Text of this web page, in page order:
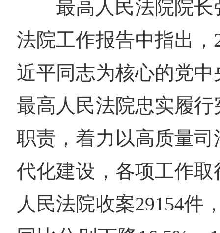
最高人民法院院
法院工作报告中指出，
近平同志为核心的党
最高人民法院忠实履
职责，着力以高质量
代化建设，各项工作
人民法院收案29154件